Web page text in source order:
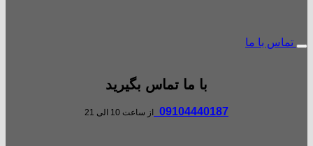
تماس با ما
با ما تماس بگیرید
09104440187 از ساعت 10 الی 21